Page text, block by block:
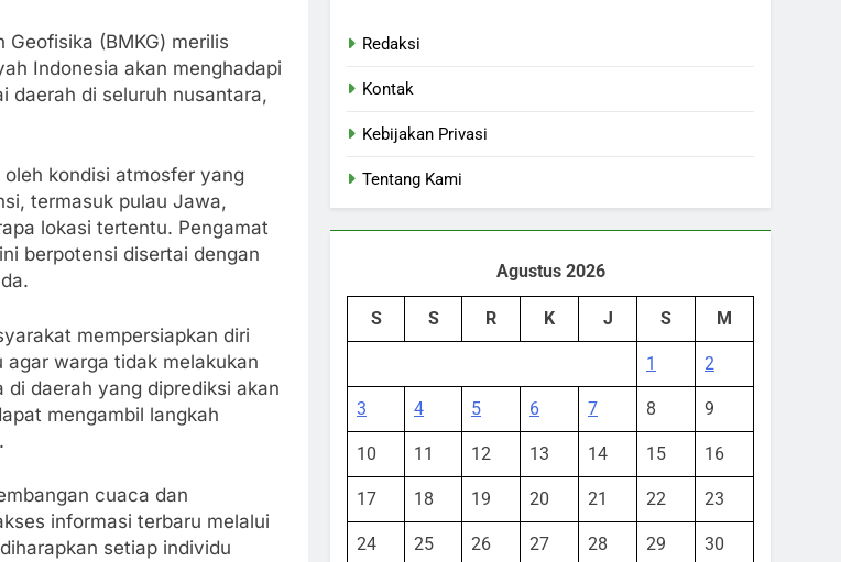
(BMKG) merilis
Indonesia akan menghadapi
daerah di seluruh nusantara,
kondisi atmosfer yang
termasuk pulau Jawa,
lokasi tertentu. Pengamat
berpotensi disertai dengan
mempersiapkan diri
warga tidak melakukan
daerah yang diprediksi akan
mengambil langkah
cuaca dan
informasi terbaru melalui
setiap individu
Redaksi
Kontak
Kebijakan Privasi
Tentang Kami
Agustus 2026
S S R K J S M
1 2
3 4 5 6 7 8 9
10 11 12 13 14 15 16
17 18 19 20 21 22 23
24 25 26 27 28 29 30